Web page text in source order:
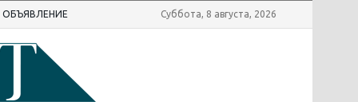
ОБЪЯВЛЕНИЕ Суббота, 8 августа, 2026